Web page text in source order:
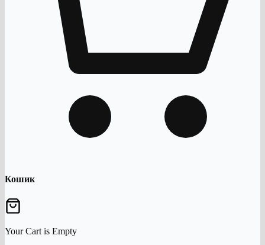
Кошик
Your Cart is Empty